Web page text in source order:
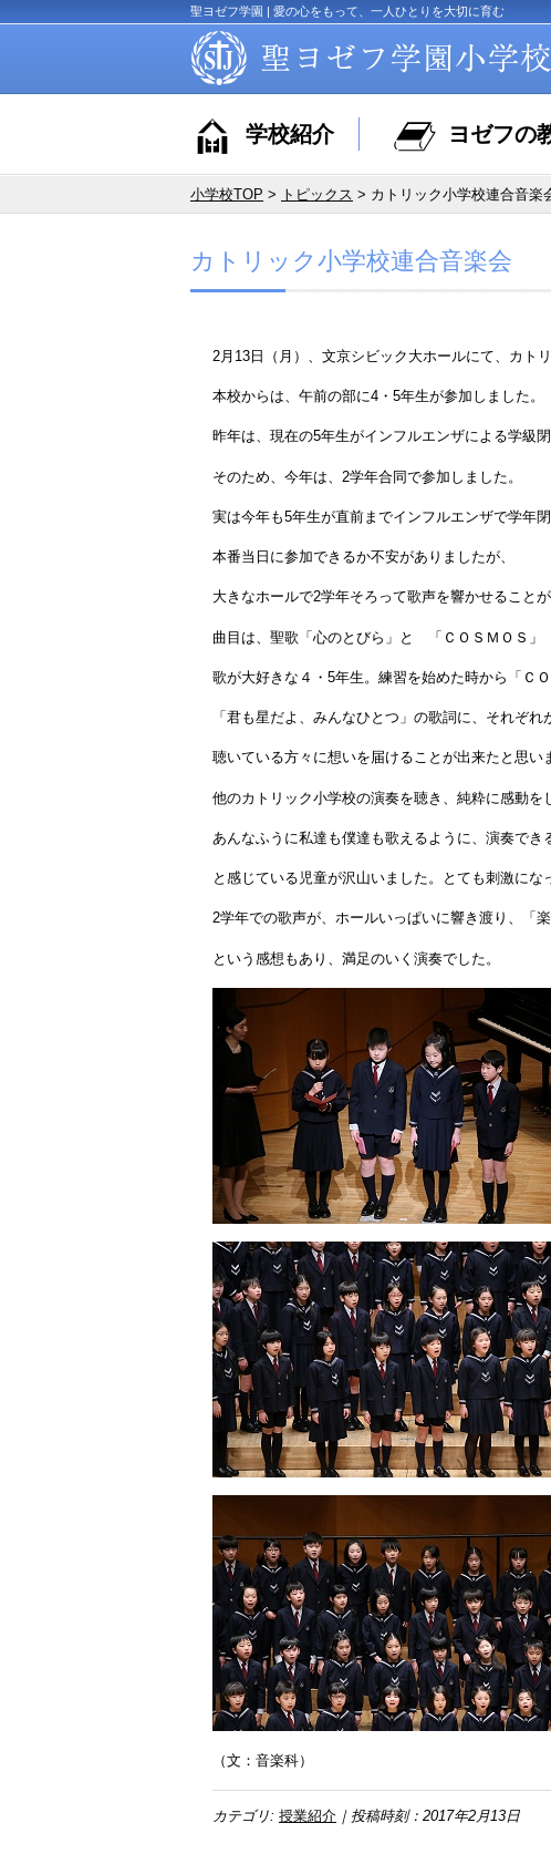
聖ヨゼフ学園 | 愛の心をもって、一人ひとりを大切に育む
学校紹介 ヨゼフの
小学校TOP > トピックス > カトリック小学校連合音楽
カトリック小学校連合音楽会
2月13日（月）、文京シビック大ホールにて、カト
本校からは、午前の部に4・5年生が参加しました。
昨年は、現在の5年生がインフルエンザによる学級
そのため、今年は、2学年合同で参加しました。
実は今年も5年生が直前までインフルエンザで学年閉
本番当日に参加できるか不安がありましたが、
大きなホールで2学年そろって歌声を響かせることが
曲目は、聖歌「心のとびら」と 「ＣＯＳＭＯＳ」
歌が大好きな４・5年生。練習を始めた時から「Ｃ
「君も星だよ、みんなひとつ」の歌詞に、それぞれ
聴いている方々に想いを届けることが出来たと思い
他のカトリック小学校の演奏を聴き、純粋に感動を
あんなふうに私達も僕達も歌えるように、演奏でき
と感じている児童が沢山いました。とても刺激にな
2学年での歌声が、ホールいっぱいに響き渡り、「
という感想もあり、満足のいく演奏でした。
（文：音楽科）
カテゴリ: 授業紹介 ｜投稿時刻：2017年2月13日